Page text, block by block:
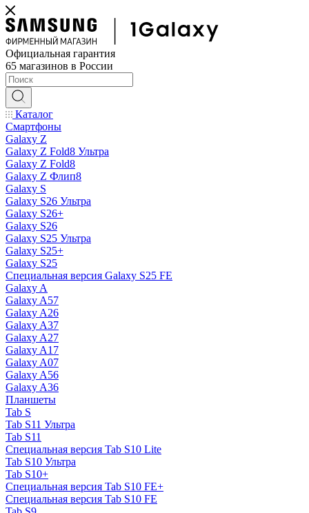
Официальная гарантия
65 магазинов в России
Каталог
Смартфоны
Galaxy Z
Galaxy Z Fold8 Ультра
Galaxy Z Fold8
Galaxy Z Флип8
Galaxy S
Galaxy S26 Ультра
Galaxy S26+
Galaxy S26
Galaxy S25 Ультра
Galaxy S25+
Galaxy S25
Специальная версия Galaxy S25 FE
Galaxy A
Galaxy A57
Galaxy A26
Galaxy A37
Galaxy A27
Galaxy A17
Galaxy A07
Galaxy A56
Galaxy A36
Планшеты
Tab S
Tab S11 Ультра
Tab S11
Специальная версия Tab S10 Lite
Tab S10 Ультра
Tab S10+
Специальная версия Tab S10 FE+
Специальная версия Tab S10 FE